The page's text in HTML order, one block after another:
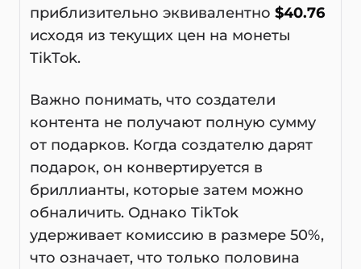
приблизительно эквивалентно $40.76
исходя из текущих цен на монеты
TikTok.
Важно понимать, что создатели
контента не получают полную сумму
от подарков. Когда создателю дарят
подарок, он конвертируется в
бриллианты, которые затем можно
обналичить. Однако TikTok
удерживает комиссию в размере 50%,
что означает, что только половина